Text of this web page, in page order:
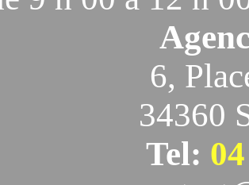
6,
34360
Tel: